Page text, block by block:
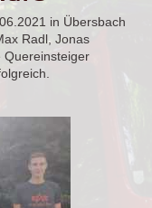
in Übersbach
Radl, Jonas
Quereinsteiger